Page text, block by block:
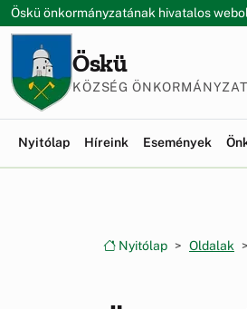
Ugrás a menüre
Ugrás a tartalomra
Öskü önkormányzatának hivatalos
Öskü
KÖZSÉG
Nyitólap Híreink Események
Nyitólap Oldalak